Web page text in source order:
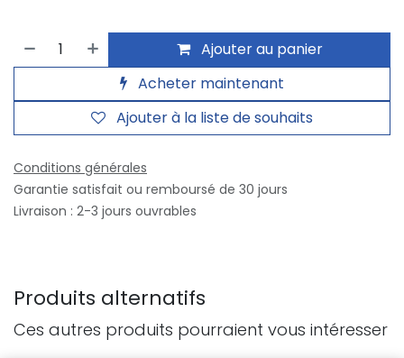
Ajouter au panier
Acheter maintenant
Ajouter à la liste de souhaits
Conditions générales
Garantie satisfait ou remboursé de 30 jours
Livraison : 2-3 jours ouvrables
Produits alternatifs
Ces autres produits pourraient vous intéresser